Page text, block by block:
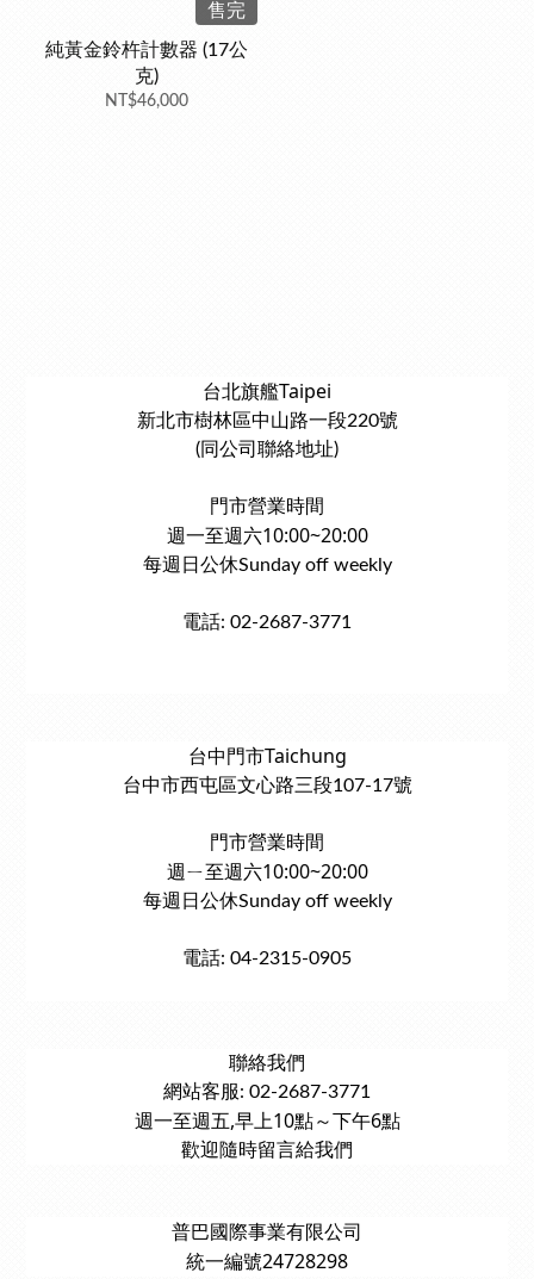
售完
純黃金鈴杵計數器 (17公
克)
NT$46,000
台北旗艦Taipei
新北市樹林區中山路一段220號
(同公司聯絡地址)
門市營業時間
週一至週六10:00~20:00
每週日公休Sunday off weekly
電話: 02-2687-3771
台中門市Taichung
台中市西屯區文心路三段107-17號
門市營業時間
週ㄧ至週六10:00~20:00
每週日公休Sunday off weekly
電話: 04-2315-0905
聯絡我們
網站客服: 02-2687-3771
週一至週五,早上10點～下午6點
歡迎隨時留言給我們
普巴國際事業有限公司
統一編號24728298